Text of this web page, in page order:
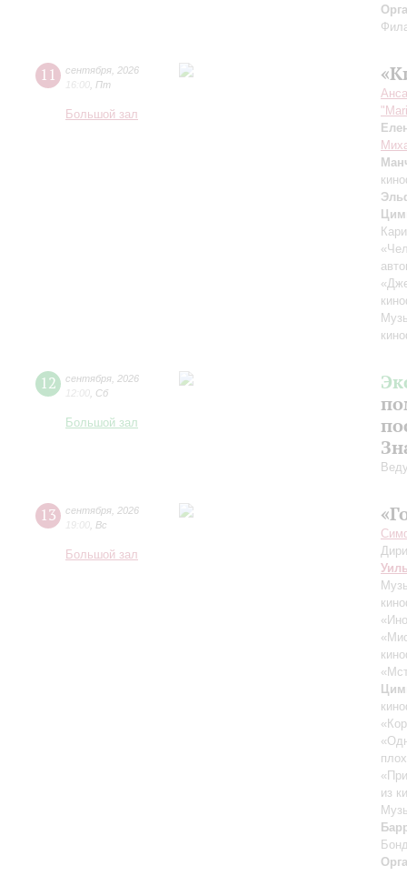
11 сентября 2026
16:00 Пт
Большой зал
12 сентября 2026
12:00 Сб
Большой зал
13 сентября 2026
19:00 Вс
Большой зал
из